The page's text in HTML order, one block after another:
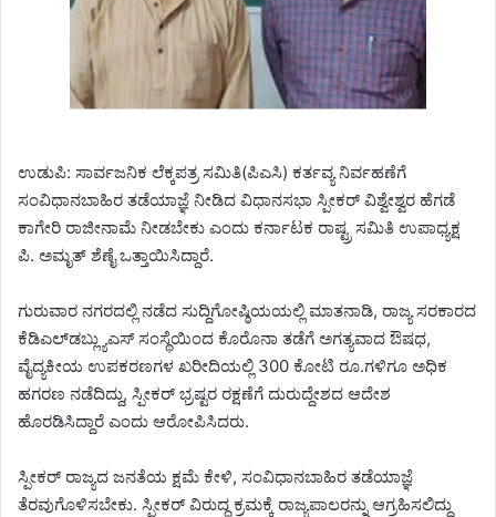
ಉಡುಪಿ: ಸಾರ್ವಜನಿಕ ಲೆಕ್ಕಪತ್ರ ಸಮಿತಿ(ಪಿಎಸಿ) ಕರ್ತವ್ಯ ನಿರ್ವಹಣೆಗೆ
ಸಂವಿಧಾನಬಾಹಿರ ತಡೆಯಾಜ್ಞೆ ನೀಡಿದ ವಿಧಾನಸಭಾ ಸ್ಪೀಕರ್ ವಿಶ್ವೇಶ್ವರ ಹೆಗಡೆ
ಕಾಗೇರಿ ರಾಜೀನಾಮೆ ನೀಡಬೇಕು ಎಂದು ಕರ್ನಾಟಕ ರಾಷ್ಟ್ರ ಸಮಿತಿ ಉಪಾಧ್ಯಕ್ಷ
ಪಿ. ಅಮೃತ್ ಶೆಣೈ ಒತ್ತಾಯಿಸಿದ್ದಾರೆ.
ಗುರುವಾರ ನಗರದಲ್ಲಿ ನಡೆದ ಸುದ್ದಿಗೋಷ್ಠಿಯಯಲ್ಲಿ ಮಾತನಾಡಿ, ರಾಜ್ಯ ಸರಕಾರದ
ಕೆಡಿಎಲ್‍ಡಬ್ಲ್ಯುಎಸ್ ಸಂಸ್ಥೆಯಿಂದ ಕೊರೊನಾ ತಡೆಗೆ ಅಗತ್ಯವಾದ ಔಷಧ,
ವೈದ್ಯಕೀಯ ಉಪಕರಣಗಳ ಖರೀದಿಯಲ್ಲಿ 300 ಕೋಟಿ ರೂ.ಗಳಿಗೂ ಅಧಿಕ
ಹಗರಣ ನಡೆದಿದ್ದು, ಸ್ಪೀಕರ್ ಭ್ರಷ್ಟರ ರಕ್ಷಣೆಗೆ ದುರುದ್ದೇಶದ ಆದೇಶ
ಹೊರಡಿಸಿದ್ದಾರೆ ಎಂದು ಆರೋಪಿಸಿದರು.
ಸ್ಪೀಕರ್ ರಾಜ್ಯದ ಜನತೆಯ ಕ್ಷಮೆ ಕೇಳಿ, ಸಂವಿಧಾನಬಾಹಿರ ತಡೆಯಾಜ್ಞೆ
ತೆರವುಗೊಳಿಸಬೇಕು. ಸ್ಪೀಕರ್ ವಿರುದ್ಧ ಕ್ರಮಕ್ಕೆ ರಾಜ್ಯಪಾಲರನ್ನು ಆಗ್ರಹಿಸಲಿದ್ದು